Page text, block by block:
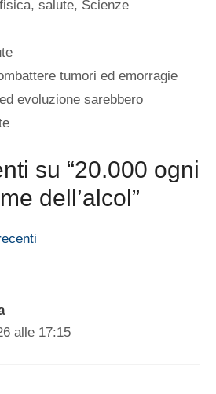
,salute, Scienze
tumori ed emorragie
evoluzione sarebbero
su “20.000 ogni
dell’alcol”
alle 17:15